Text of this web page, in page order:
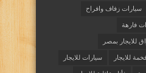
سيارات زفاف وافراح
فارهة
للايجار بمصر
للايجار سيارات للايجار